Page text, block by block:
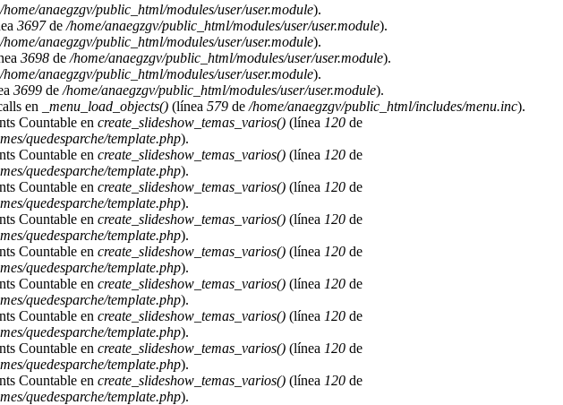
/home/anaegzgv/public_html/modules/user/user.module).
3697de /home/anaegzgv/public_html/modules/user/user.module).
/home/anaegzgv/public_html/modules/user/user.module).
3698 de /home/anaegzgv/public_html/modules/user/user.module).
/home/anaegzgv/public_html/modules/user/user.module).
3699de /home/anaegzgv/public_html/modules/user/user.module).
en _menu_load_objects() (línea 579 de /home/anaegzgv/public_html/includes/menu.inc).
Countable en create_slideshow_temas_varios()(línea 120de
quedesparche/template.php).
Countable en create_slideshow_temas_varios()(línea 120de
quedesparche/template.php).
Countable en create_slideshow_temas_varios()(línea 120de
quedesparche/template.php).
Countable en create_slideshow_temas_varios()(línea 120de
quedesparche/template.php).
Countable en create_slideshow_temas_varios()(línea 120de
quedesparche/template.php).
Countable en create_slideshow_temas_varios()(línea 120de
quedesparche/template.php).
Countable en create_slideshow_temas_varios()(línea 120de
quedesparche/template.php).
Countable en create_slideshow_temas_varios()(línea 120de
quedesparche/template.php).
Countable en create_slideshow_temas_varios()(línea 120de
quedesparche/template.php).